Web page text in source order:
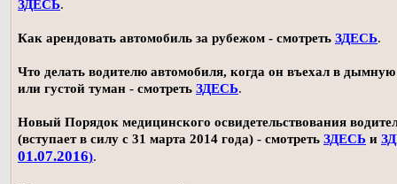
ЗДЕСЬ.
Как арендовать автомобиль за рубежом - смотреть ЗДЕСЬ.
Что делать водителю автомобиля, когда он въехал в дымную
или густой туман - смотреть ЗДЕСЬ.
Новый Порядок медицинского освидетельствования
(вступает в силу с 31 марта 2014 года) - смотреть ЗДЕСЬ и
01.07.2016).